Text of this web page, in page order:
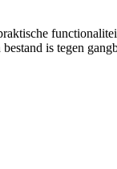
is tegen